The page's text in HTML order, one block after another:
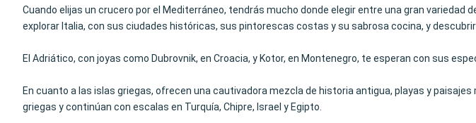
Cuando elijas un crucero por el Mediterráneo, tendrás mucho donde elegir entre una gran
explorar Italia, con sus ciudades históricas, sus pintorescas costas y su sabrosa cocina, y
El Adriático, con joyas como Dubrovnik, en Croacia, y Kotor, en Montenegro, te esperan con sus
En cuanto a las islas griegas, ofrecen una cautivadora mezcla de historia antigua, playas y
griegas y continúan con escalas en Turquía, Chipre, Israel y Egipto.